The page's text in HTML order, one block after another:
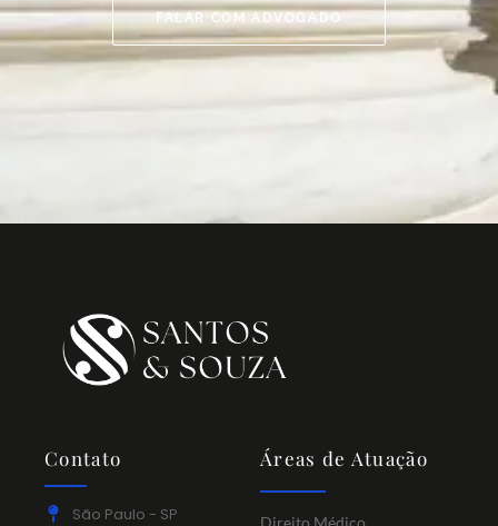
FALAR COM ADVOGADO
Contato
São Paulo - SP
Áreas de Atuação
Direito Médico